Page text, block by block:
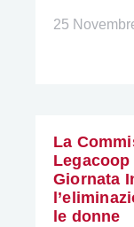
25
La
Giornata
le donne